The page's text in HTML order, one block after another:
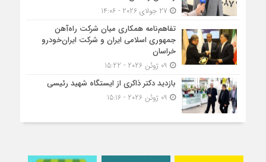
تفاهم‌نامه همکاری میان شرکت راه‌آهن
جمهوری اسلامی ایران و شرکت ایران‌خودرو
خراسان
بازدید دکتر ذاکری از ایستگاه شهید رئیسی